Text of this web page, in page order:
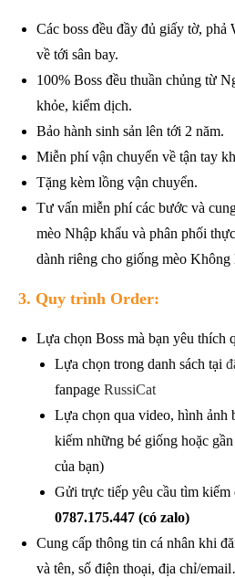
Các boss đều đầy đủ giấy tờ, phả
về tới sân bay.
100% Boss đều thuần chủng từ
khỏe, kiểm dịch.
Bảo hành sinh sản lên tới 2 năm.
Miễn phí vận chuyển về tận tay
Tặng kèm lồng vận chuyển.
Tư vấn miễn phí các bước và
mèo Nhập khẩu và phân phối
dành riêng cho giống mèo Không
3. Quy trình Order:
Lựa chọn Boss mà bạn yêu thích
Lựa chọn trong danh sách tại
fanpage RussiCat
Lựa chọn qua video, hình ảnh
kiếm những bé giống hoặc
của bạn)
Gửi trực tiếp yêu cầu tìm kiếm
0787.175.447 (có zalo)
Cung cấp thông tin cá nhân khi
và tên, số điện thoại, địa chỉ/